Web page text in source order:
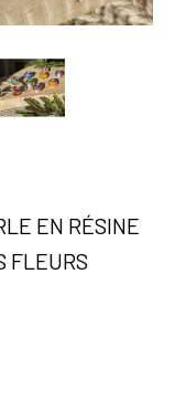
EN RÉSINE
FLEURS